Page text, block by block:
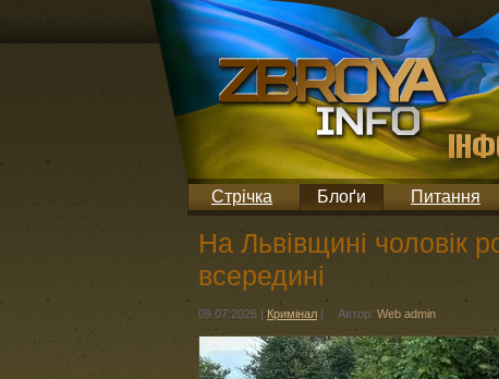
Стрічка Блоґи Питання
На Львівщині чоловік
всередині
09.07.2026 | Кримінал | Автор: Web admin